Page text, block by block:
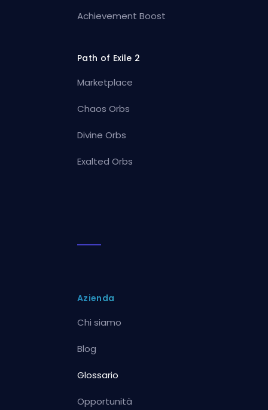
Achievement Boost
Path of Exile 2
Marketplace
Chaos Orbs
Divine Orbs
Exalted Orbs
Azienda
Chi siamo
Blog
Glossario
Opportunità